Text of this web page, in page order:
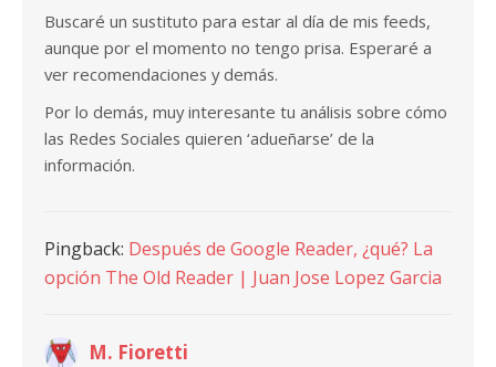
Buscaré un sustituto para estar al día de mis feeds,
aunque por el momento no tengo prisa. Esperaré a
ver recomendaciones y demás.
Por lo demás, muy interesante tu análisis sobre cómo
las Redes Sociales quieren ‘adueñarse’ de la
información.
Pingback: Después de Google Reader, ¿qué? La
opción The Old Reader | Juan Jose Lopez Garcia
M. Fioretti